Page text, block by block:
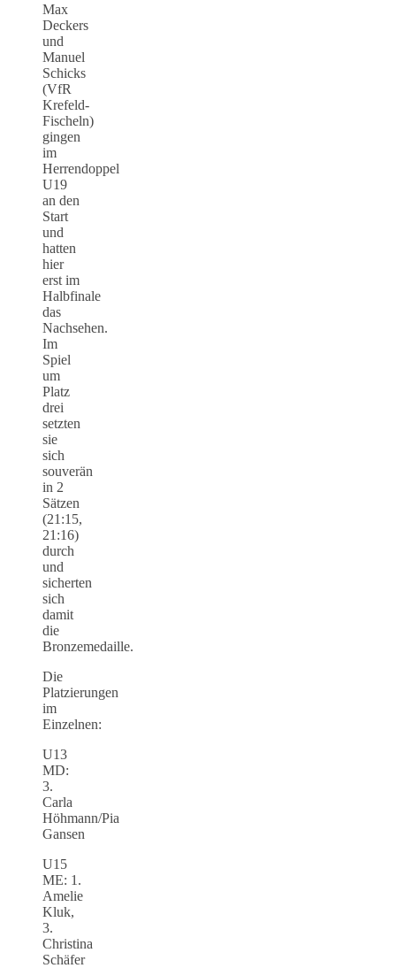
Max
Deckers
und
Manuel
Schicks
(VfR
Krefeld-
Fischeln)
gingen
im
Herrendoppel
U19
an den
Start
und
hatten
hier
erst im
Halbfinale
das
Nachsehen.
Im
Spiel
um
Platz
drei
setzten
sie
sich
souverän
in 2
Sätzen
(21:15,
21:16)
durch
und
sicherten
sich
damit
die
Bronzemedaille.
Die
Platzierungen
im
Einzelnen:
U13
MD:
3.
Carla
Höhmann/Pia
Gansen
U15
ME: 1.
Amelie
Kluk,
3.
Christina
Schäfer